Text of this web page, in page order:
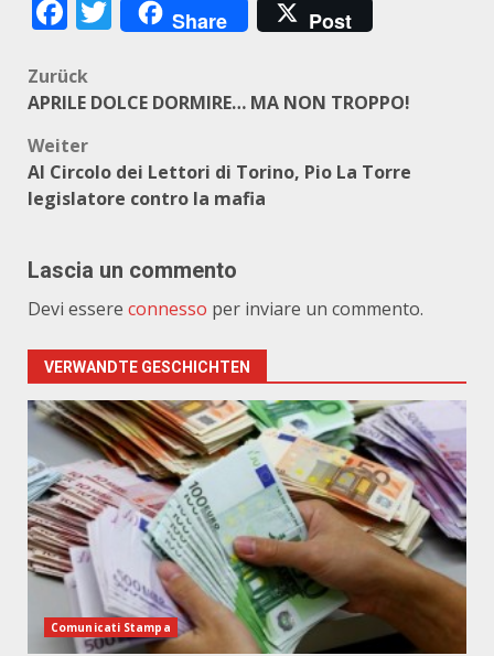
Facebook
Twitter
Share Post
Beitragsnavigation
Zurück
APRILE DOLCE DORMIRE… MA NON TROPPO!
Weiter
Al Circolo dei Lettori di Torino, Pio La Torre
legislatore contro la mafia
Lascia un commento
Devi essere connesso per inviare un commento.
VERWANDTE GESCHICHTEN
Comunicati Stampa